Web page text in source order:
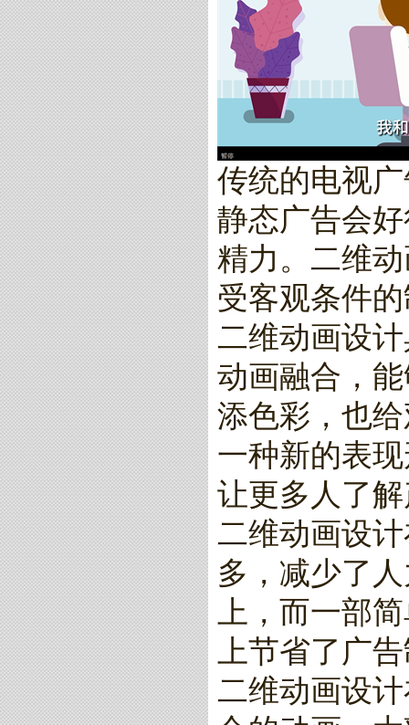
传统的电视
静态广告会
精力。二维
受客观条件
二维动画设
动画融合，
添色彩，也
一种新的表
让更多人了
二维动画设
多，减少了
上，而一部
上节省了广
二维动画设